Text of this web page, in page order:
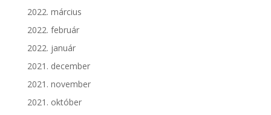
2022. március
2022. február
2022. január
2021. december
2021. november
2021. október